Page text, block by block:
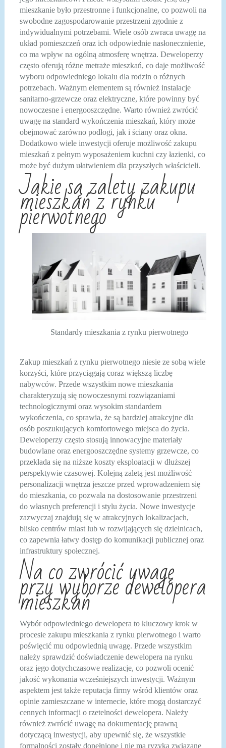
mieszkanie było przestronne i funkcjonalne, co pozwoli na
swobodne zagospodarowanie przestrzeni zgodnie z
indywidualnymi potrzebami. Wiele osób zwraca uwagę na
układ pomieszczeń oraz ich odpowiednie nasłonecznienie,
co ma wpływ na ogólną atmosferę wnętrza. Deweloperzy
często oferują różne metraże mieszkań, co daje możliwość
wyboru odpowiedniego lokalu dla rodzin o różnych
potrzebach. Ważnym elementem są również instalacje
sanitarno-grzewcze oraz elektryczne, które powinny być
nowoczesne i energooszczędne. Warto również zwrócić
uwagę na standard wykończenia mieszkań, który może
obejmować zarówno podłogi, jak i ściany oraz okna.
Dodatkowo wiele inwestycji oferuje możliwość zakupu
mieszkań z pełnym wyposażeniem kuchni czy łazienki, co
może być dużym ułatwieniem dla przyszłych właścicieli.
Jakie są zalety zakupu
mieszkań z rynku
pierwotnego
Standardy mieszkania z rynku pierwotnego
Zakup mieszkań z rynku pierwotnego niesie ze sobą wiele
korzyści, które przyciągają coraz większą liczbę
nabywców. Przede wszystkim nowe mieszkania
charakteryzują się nowoczesnymi rozwiązaniami
technologicznymi oraz wysokim standardem
wykończenia, co sprawia, że są bardziej atrakcyjne dla
osób poszukujących komfortowego miejsca do życia.
Deweloperzy często stosują innowacyjne materiały
budowlane oraz energooszczędne systemy grzewcze, co
przekłada się na niższe koszty eksploatacji w dłuższej
perspektywie czasowej. Kolejną zaletą jest możliwość
personalizacji wnętrza jeszcze przed wprowadzeniem się
do mieszkania, co pozwala na dostosowanie przestrzeni
do własnych preferencji i stylu życia. Nowe inwestycje
zazwyczaj znajdują się w atrakcyjnych lokalizacjach,
blisko centrów miast lub w rozwijających się dzielnicach,
co zapewnia łatwy dostęp do komunikacji publicznej oraz
infrastruktury społecznej.
Na co zwrócić uwagę
przy wyborze dewelopera
mieszkań
Wybór odpowiedniego dewelopera to kluczowy krok w
procesie zakupu mieszkania z rynku pierwotnego i warto
poświęcić mu odpowiednią uwagę. Przede wszystkim
należy sprawdzić doświadczenie dewelopera na rynku
oraz jego dotychczasowe realizacje, co pozwoli ocenić
jakość wykonania wcześniejszych inwestycji. Ważnym
aspektem jest także reputacja firmy wśród klientów oraz
opinie zamieszczane w internecie, które mogą dostarczyć
cennych informacji o rzetelności dewelopera. Należy
również zwrócić uwagę na dokumentację prawną
dotyczącą inwestycji, aby upewnić się, że wszystkie
formalności zostały dopełnione i nie ma ryzyka związane